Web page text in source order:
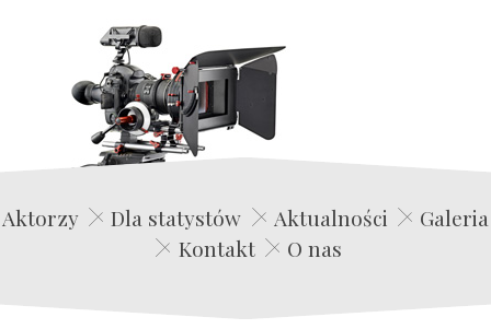
Edwin Film Agencja Aktorska
Aktorzy Dla statystów Aktualności
Galeria
Kontakt
O nas